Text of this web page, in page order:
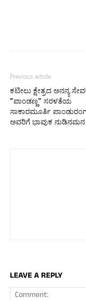
Previous article
ಕಟೀಲು ಕ್ಷೇತ್ರದ ಅನನ್ಯ
‘”ಪಾಂಡಣ್ಣ'” ಸರಳತೆಯ
ಸಾಕಾರಮೂರ್ತಿ
ಅವರಿಗೆ ಭಾವುಕ ನುಡಿನಮನ
LEAVE A REPLY